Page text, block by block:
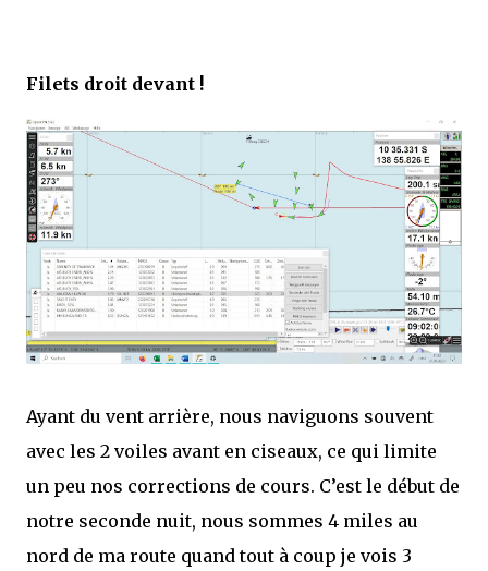
Filets droit devant !
Ayant du vent arrière, nous naviguons souvent
avec les 2 voiles avant en ciseaux, ce qui limite
un peu nos corrections de cours. C’est le début de
notre seconde nuit, nous sommes 4 miles au
nord de ma route quand tout à coup je vois 3